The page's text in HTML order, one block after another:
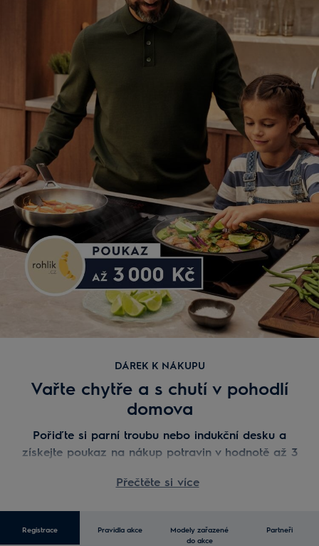
DÁREK K NÁKUPU
Vařte chytře a s chutí v pohodlí
domova
Pořiďte si parní troubu nebo indukční desku a
získejte poukaz na nákup potravin v hodnotě až 3
Přečtěte si více
Registrace Pravidla akce
Modely zařazené
do akce
Partneři